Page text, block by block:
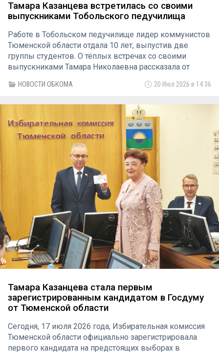
Тамара Казанцева встретилась со своими
выпускниками Тобольского педучилища
Работе в Тобольском педучилище лидер коммунистов
Тюменской области отдала 10 лет, выпустив две
группы студентов. О тёплых встречах со своими
выпускниками Тамара Николаевна рассказала от
НОВОСТИ ОБКОМА 20 Июл 2026 в 14:36
Тамара Казанцева стала первым
зарегистрированным кандидатом в Госдуму
от Тюменской области
Сегодня, 17 июля 2026 года, Избирательная комиссия
Тюменской области официально зарегистрировала
первого кандидата на предстоящих выборах в